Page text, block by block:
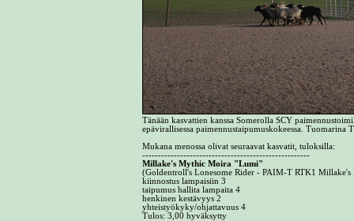
Tänään kasvattien kanssa Somerolla SCY
epävirallisessa paimennustaipumuskokeessa. Tuomarina
Mukana menossa olivat seuraavat kasvatit, tuloksilla:
-----------------------------------------------------
Millake's Mythic Moira "Lumi"
(Goldentroll's Lonesome Rider - PAIM-T RTK1
kiinnostus lampaisiin 3
taipumus hallita lampaita 4
henkinen kestävyys 2
yhteistyökyky/ohjattavuus 4
Tulos: 3,00 hyväksytty